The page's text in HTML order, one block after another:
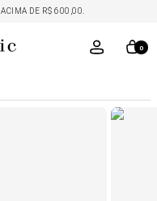
ACIMA DE R$ 600,00.
0